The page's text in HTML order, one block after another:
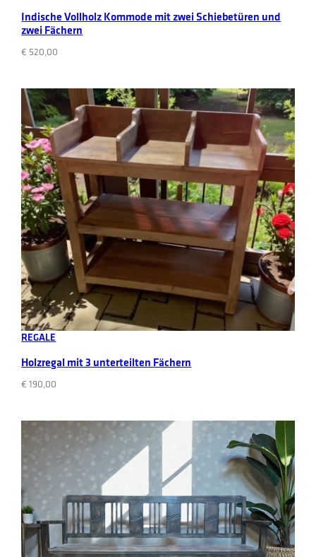
Indische Vollholz Kommode mit zwei Schiebetüren und
zwei Fächern
€ 520,00
Add to cart
REGALE
Holzregal mit 3 unterteilten Fächern
€ 190,00